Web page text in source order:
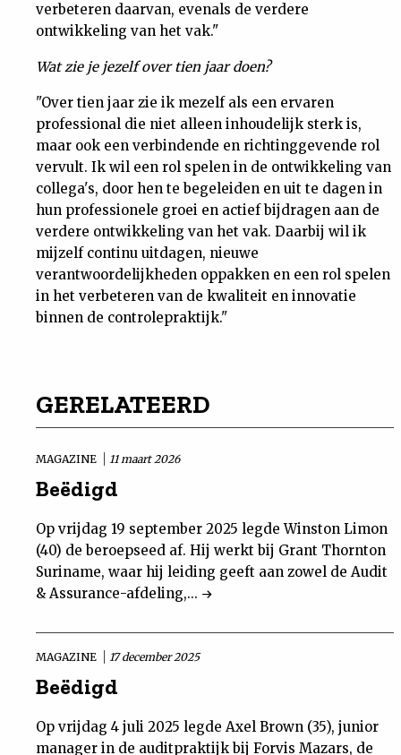
verbeteren daarvan, evenals de verdere
ontwikkeling van het vak."
Wat zie je jezelf over tien jaar doen?
"Over tien jaar zie ik mezelf als een ervaren
professional die niet alleen inhoudelijk sterk is,
maar ook een verbindende en richtinggevende rol
vervult. Ik wil een rol spelen in de ontwikkeling van
collega's, door hen te begeleiden en uit te dagen in
hun professionele groei en actief bijdragen aan de
verdere ontwikkeling van het vak. Daarbij wil ik
mijzelf continu uitdagen, nieuwe
verantwoordelijkheden oppakken en een rol spelen
in het verbeteren van de kwaliteit en innovatie
binnen de controlepraktijk."
GERELATEERD
MAGAZINE 11 maart 2026
Beëdigd
Op vrijdag 19 september 2025 legde Winston Limon
(40) de beroepseed af. Hij werkt bij Grant Thornton
Suriname, waar hij leiding geeft aan zowel de Audit
& Assurance-afdeling,...
MAGAZINE 17 december 2025
Beëdigd
Op vrijdag 4 juli 2025 legde Axel Brown (35), junior
manager in de auditpraktijk bij Forvis Mazars, de